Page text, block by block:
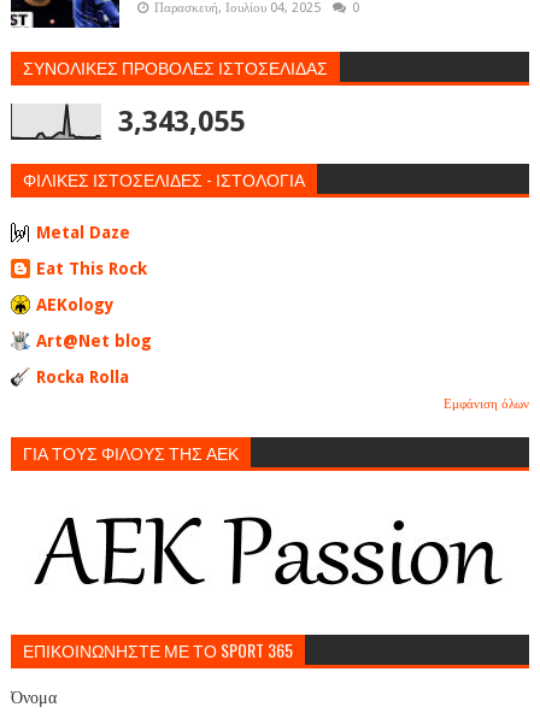
Παρασκευή, Ιουλίου 04, 2025 0
ΣΥΝΟΛΙΚΕΣ ΠΡΟΒΟΛΕΣ ΙΣΤΟΣΕΛΙΔΑΣ
3,343,055
ΦΙΛΙΚΕΣ ΙΣΤΟΣΕΛΙΔΕΣ - ΙΣΤΟΛΟΓΙΑ
Metal Daze
Eat This Rock
AEKology
Art@Net blog
Rocka Rolla
Εμφάνιση όλων
ΓΙΑ ΤΟΥΣ ΦΙΛΟΥΣ ΤΗΣ ΑΕΚ
ΕΠΙΚΟΙΝΩΝΗΣΤΕ ΜΕ ΤΟ SPORT 365
Όνομα